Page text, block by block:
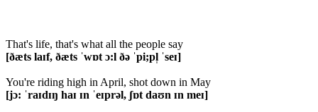
That's life, that's what all the people say
[ðæts laɪf, ðæts ˈwɒt ɔ:l ðə ˈpi;pl̩ ˈseɪ]
You're riding high in April, shot down in May
[jɔ: ˈraɪdɪŋ haɪ ɪn ˈeɪprəl, ʃɒt daʊn ɪn meɪ]